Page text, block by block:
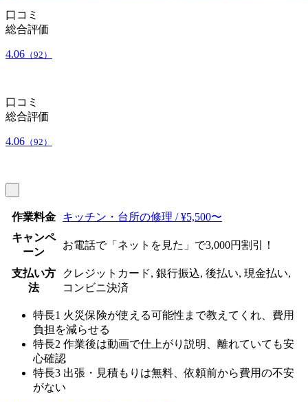
口コミ
総合評価
4.06 （92）
口コミ
総合評価
4.06 （92）
作業料金
キッチン・台所の修理 / ¥5,500〜
キャンペ
ーン
お電話で「ネットを見た」で3,000円割引！
支払い方
法
クレジットカード, 銀行振込, 後払い, 現金払い,
コンビニ決済
特長1 火災保険が使える可能性まで教えてくれ、費用
負担を減らせる
特長2 作業後は動画で仕上がり説明、離れていても安
心確認
特長3 出張・見積もりは無料、依頼前から費用の不安
がない